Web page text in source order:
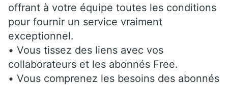
offrant à votre équipe toutes les conditions
pour fournir un service vraiment
exceptionnel.
• Vous tissez des liens avec vos
collaborateurs et les abonnés Free.
• Vous comprenez les besoins des abonnés